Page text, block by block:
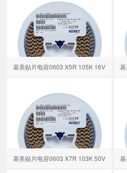
基美贴片电容0603 X5R 105K 16V
基美贴片电容0603 X7R 103K 50V